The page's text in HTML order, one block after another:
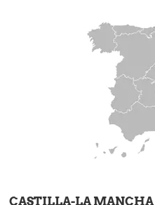
CASTILLA-LA MANCHA